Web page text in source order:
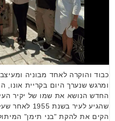
כבוד והוקרה לאחד מבוניה
ומרגש שנערך היום בקריית
החדש הנושא את שמו של יקיר
שהגיע לעיר
הקים את להקת "בני תימן"